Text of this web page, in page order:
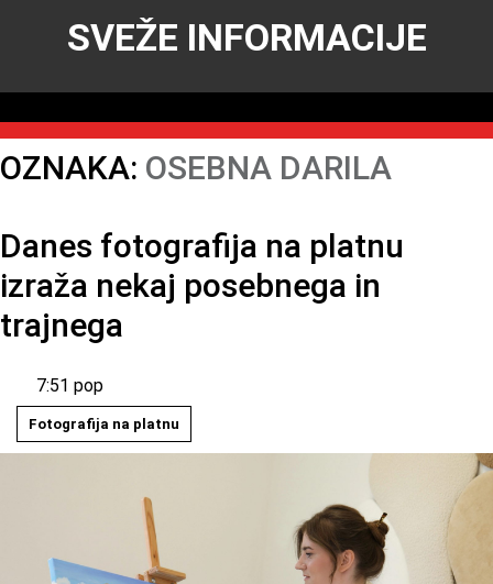
SVEŽE INFORMACIJE
OZNAKA: OSEBNA DARILA
Danes fotografija na platnu
izraža nekaj posebnega in
trajnega
7:51 pop
Fotografija na platnu